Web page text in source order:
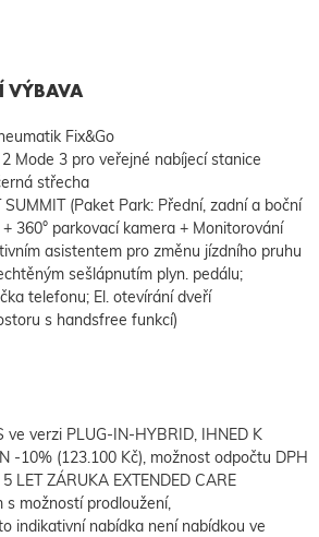
VÝBAVA
Fix&Go
Mode 3 pro veřejné nabíjecí stanice
střecha
SUMMIT (Paket Park: Přední, zadní a boční
360° parkovací kamera + Monitorování
asistentem pro změnu jízdního pruhu
sešlápnutím plyn. pedálu;
telefonu; El. otevírání dveří
s handsfree funkcí)
ve verzi PLUG-IN-HYBRID, IHNED K
-10% (123.100 Kč), možnost odpočtu DPH
LET ZÁRUKA EXTENDED CARE
s možností prodloužení,
indikativní nabídka není nabídkou ve